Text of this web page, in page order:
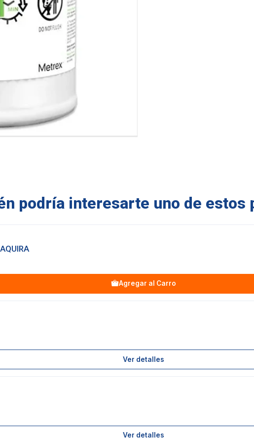
podría interesarte uno de estos
Agregar al Carro
Ver detalles
Ver detalles